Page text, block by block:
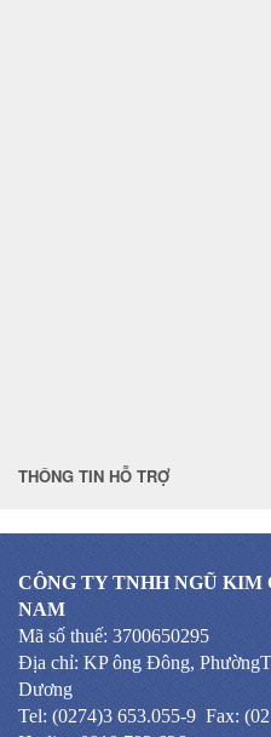
THÔNG TIN HỖ TRỢ
CÔNG TY TNHH NGŨ
NAM
Mã số thuế: 3700650295
Địa chỉ: KP ông Đông,
Dương
Tel: (0274)3 653.055-9 Fax: